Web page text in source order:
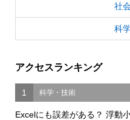
社
科
アクセスランキング
1 科学・技術
Excelにも誤差がある？ 浮動